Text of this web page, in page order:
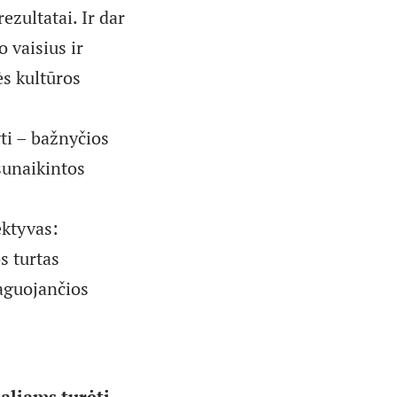
Ir dar
vaisius ir
kultūros
– bažnyčios
turtas